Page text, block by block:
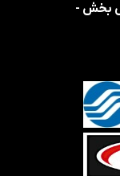
بخش -